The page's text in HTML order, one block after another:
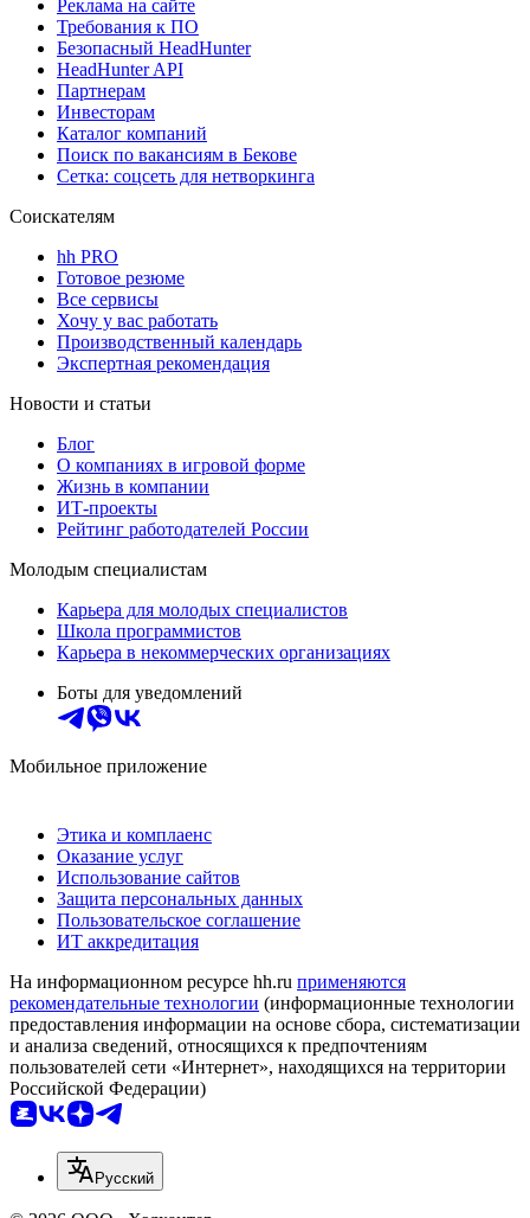
Реклама на сайте
Требования к ПО
Безопасный HeadHunter
HeadHunter API
Партнерам
Инвесторам
Каталог компаний
Поиск по вакансиям в Бекове
Сетка: соцсеть для нетворкинга
Соискателям
hh PRO
Готовое резюме
Все сервисы
Хочу у вас работать
Производственный календарь
Экспертная рекомендация
Новости и статьи
Блог
О компаниях в игровой форме
Жизнь в компании
ИТ-проекты
Рейтинг работодателей России
Молодым специалистам
Карьера для молодых специалистов
Школа программистов
Карьера в некоммерческих организациях
Боты для уведомлений
Мобильное приложение
Этика и комплаенс
Оказание услуг
Использование сайтов
Защита персональных данных
Пользовательское соглашение
ИТ аккредитация
На информационном ресурсе hh.ru применяются
рекомендательные технологии (информационные технологии
предоставления информации на основе сбора, систематизации
и анализа сведений, относящихся к предпочтениям
пользователей сети «Интернет», находящихся на территории
Российской Федерации)
Русский